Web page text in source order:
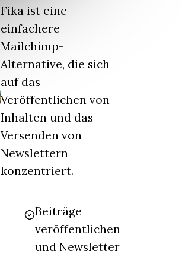
Fika ist eine
einfachere
Mailchimp-
Alternative, die sich
auf das
Veröffentlichen von
Inhalten und das
Versenden von
Newslettern
konzentriert.
Beiträge
veröffentlichen
und Newsletter